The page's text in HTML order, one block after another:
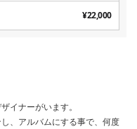
¥22,000
イナーがいます。
、アルバムにする事で、何度